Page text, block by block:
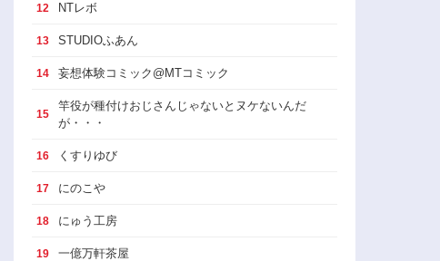
12 NTレボ
13 STUDIOふあん
14 妄想体験コミック@MTコミック
15
竿役が種付けおじさんじゃないとヌケないんだ
が・・・
16 くすりゆび
17 にのこや
18 にゅう工房
19 一億万軒茶屋